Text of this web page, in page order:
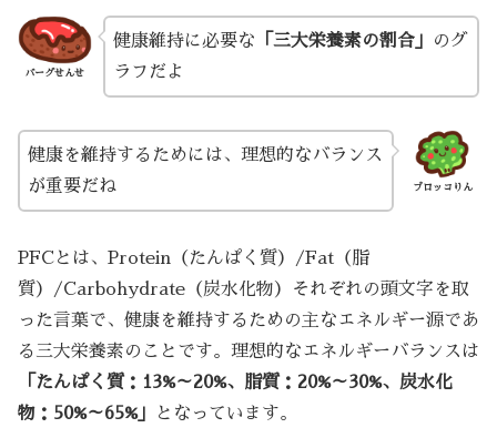
バーグせんせ
健康維持に必要な 「三大栄養素の割合」
のグ
ラフだよ
ブロッコりん
健康を維持するためには、理想的なバランス
が重要だね
PFCとは、Protein（たんぱく質）/Fat（脂
質）/Carbohydrate（炭水化物）それぞれの頭文字を取
った言葉で、健康を維持するための主なエネルギー源であ
る三大栄養素のことです。理想的なエネルギーバランスは
「たんぱく質：13%～20%、脂質：20%～30%、炭水化
物：50%～65%」
となっています。